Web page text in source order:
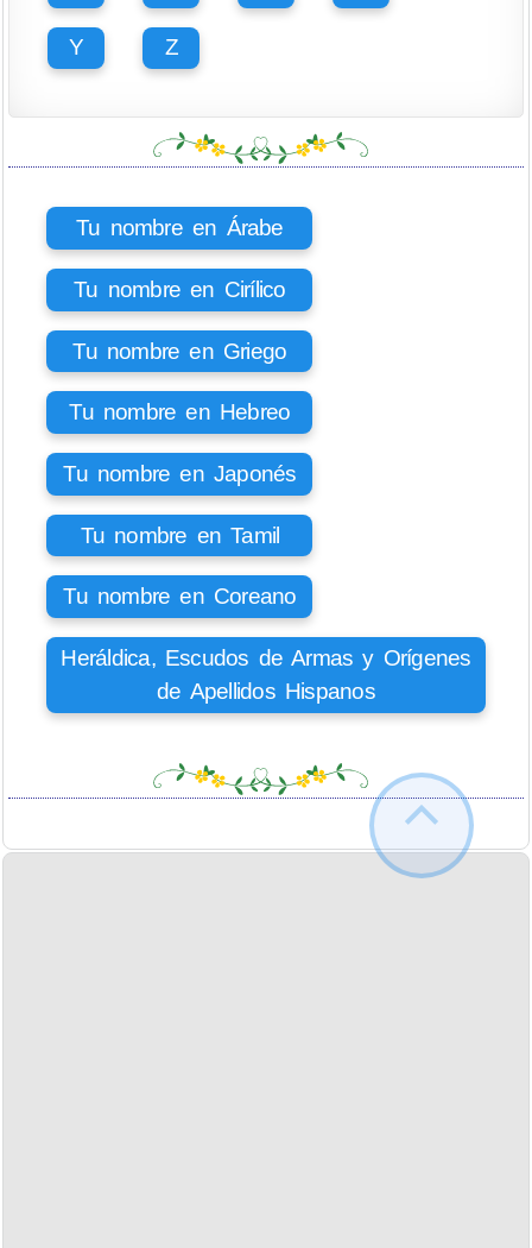
Y Z
Tu nombre en Árabe
Tu nombre en Cirílico
Tu nombre en Griego
Tu nombre en Hebreo
Tu nombre en Japonés
Tu nombre en Tamil
Tu nombre en Coreano
Heráldica, Escudos de Armas y Orígenes
de Apellidos Hispanos